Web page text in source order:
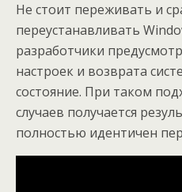
Не стоит переживать и
переустанавливать
разработчики
настроек и возврата
состояние. При таком
случаев получается
полностью идентичен